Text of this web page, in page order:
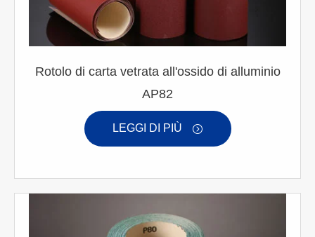
Rotolo di carta vetrata all'ossido di alluminio
AP82
LEGGI DI PIÙ 